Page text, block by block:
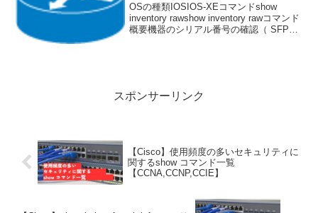
OSの種類IOSIOS-XEコマンドshow
inventory rawshow inventory rawコマンド
概要機器のシリアル番号の確認（ SFPな
スポンサーリンク
【Cisco】使用頻度の多いセキュリティに
関するshow コマンド一覧
【CCNA,CCNP,CCIE】